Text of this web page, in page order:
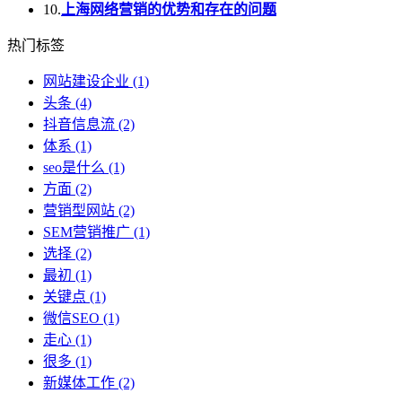
10. 上海网络营销的优势和存在的问题
热门标签
网站建设企业 (1)
头条 (4)
抖音信息流 (2)
体系 (1)
seo是什么 (1)
方面 (2)
营销型网站 (2)
SEM营销推广 (1)
选择 (2)
最初 (1)
关键点 (1)
微信SEO (1)
走心 (1)
很多 (1)
新媒体工作 (2)